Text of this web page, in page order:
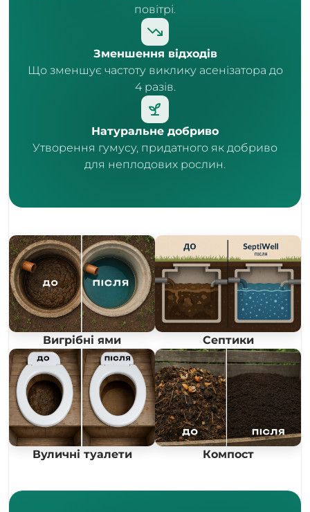
повітрі.
Зменшення відходів
Що зменшує частоту виклику асенізатора до
4 разів.
Натуральне добриво
Утворення гумусу, придатного як добриво
для неплодових рослин.
Вигрібні ями Септики
Вуличні туалети Компост